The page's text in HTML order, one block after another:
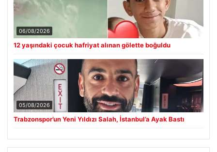
06/08/2026
12 yaşındaki çocuk hafriyat alınan gölette boğuldu
05/08/2026
Trabzonspor’un Yeni Yıldızı Salah, İstanbul’a Ayak Bastı